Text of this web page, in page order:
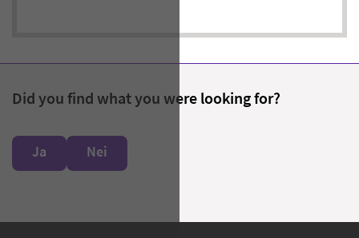
Did you find what you were looking for?
Ja Nei